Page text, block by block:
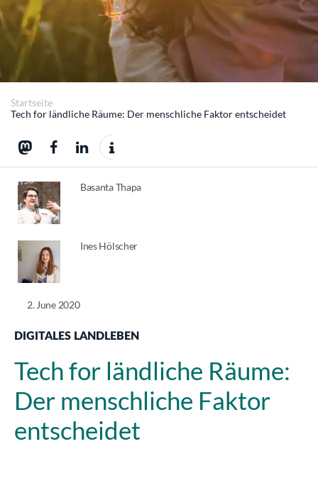
Startseite
Tech for ländliche Räume: Der menschliche Faktor entscheidet
Basanta Thapa
Ines Hölscher
2. June 2020
DIGITALES LANDLEBEN
Tech for ländliche Räume:
Der menschliche Faktor
entscheidet